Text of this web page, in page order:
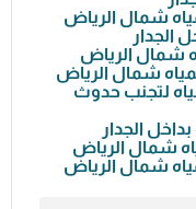
شمال الرياض
الجدار
شمال الرياض
شمال الرياض
لتجنب حدوث
الجدار
شمال الرياض
شمال الرياض